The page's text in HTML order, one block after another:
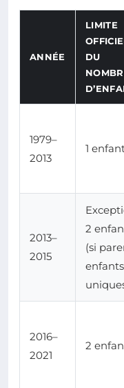
ANNÉE
LIMITE
DU
1979–
2013
1 enfant
2013–
2015
2
(si
enfants
2016–
2021
2